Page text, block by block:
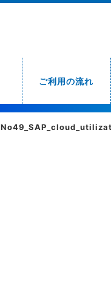
ご利用の流れ